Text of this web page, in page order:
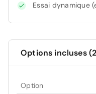
Essai dynamique
Options incluses
Option